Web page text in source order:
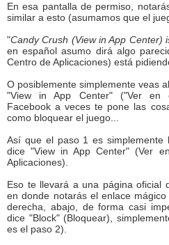
En esa pantalla de permiso,
similar a esto (asumamos que el
"Candy Crush (View in App Center)
en español asumo dirá algo
Centro de Aplicaciones) está
O posiblemente simplemente veas
"View in App Center" ("Ver en
Facebook a veces te pone las
como bloquear el juego...
Así que el paso 1 es simplemente
dice "View in App Center" (Ver
Aplicaciones).
Eso te llevará a una página oficial
en donde notarás el enlace
derecha, abajo, de forma casi
dice "Block" (Bloquear),
es el paso 2).